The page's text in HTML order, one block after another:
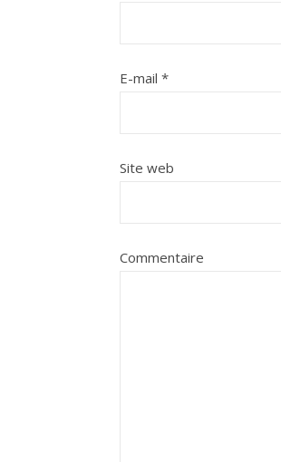
E-mail *
Site web
Commentaire